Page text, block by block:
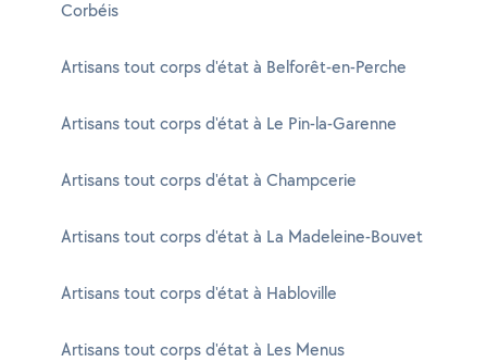
Corbéis
Artisans tout corps d'état à Belforêt-en-Perche
Artisans tout corps d'état à Le Pin-la-Garenne
Artisans tout corps d'état à Champcerie
Artisans tout corps d'état à La Madeleine-Bouvet
Artisans tout corps d'état à Habloville
Artisans tout corps d'état à Les Menus